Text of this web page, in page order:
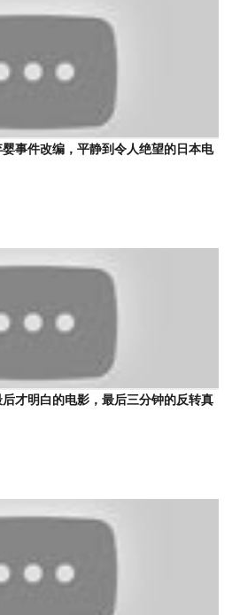
婴事件改编，平静到令人绝望的日本电
后才明白的电影，最后三分钟的反转真